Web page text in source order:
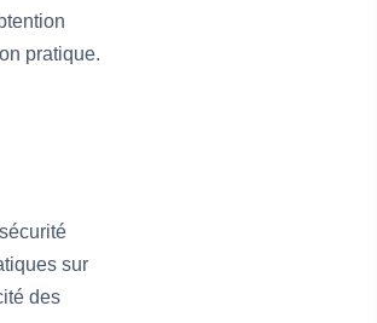
pratique.
sur
des